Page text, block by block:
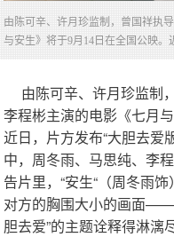
由陈可辛、许月珍监制，曾国祥执
与安生》将于9月14日在全国公映
——坦荡荡VS波澜壮阔，更将影片
由陈可辛、许月珍监制
李程彬主演的电影《七月
近日，片方发布“大胆去爱
中，周冬雨、马思纯、李
告片里，“安生“（周冬雨
对方的胸围大小的画面——
胆去爱”的主题诠释得淋漓